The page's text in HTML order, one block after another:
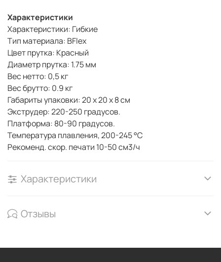
Характеристики
Характеристики: Гибкие
Тип материала: BFlex
Цвет прутка: Красный
Диаметр прутка: 1.75 мм
Вес нетто: 0,5 кг
Вес брутто: 0.9 кг
Габариты упаковки: 20 х 20 х 8 см
Экструдер: 220-250 градусов.
Платформа: 80-90 градусов.
Температура плавления, 200-245 °С
Рекоменд. скор. печати 10-50 см3/ч
Характеристики
Отзывы